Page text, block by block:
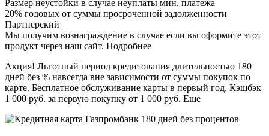
Размер неустойки в случае неуплаты мин. платежа
20% годовых от суммы просроченной задолженности
Партнерский
Мы получим вознаграждение в случае если вы оформите этот
продукт через наш сайт. Подробнее
Акция! Льготный период кредитования длительностью 180
дней без % навсегда вне зависимости от суммы покупок по
карте. Бесплатное обслуживание карты в первый год. Кэшбэк
1 000 руб. за первую покупку от 1 000 руб. Еще